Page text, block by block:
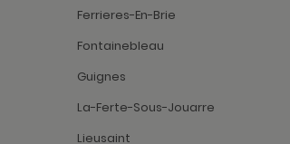
Ferrieres-En-Brie
Fontainebleau
Guignes
La-Ferte-Sous-Jouarre
Lieusaint